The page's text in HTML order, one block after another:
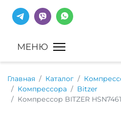
Главная Каталог
Компрессора
Bitzer
Компрессор BITZER